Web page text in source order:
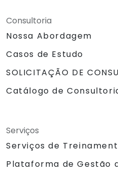
Consultoria
Nossa Abordagem
Casos de Estudo
SOLICITAÇÃO DE
Catálogo de
Serviços
Serviços de
Plataforma de Gestão